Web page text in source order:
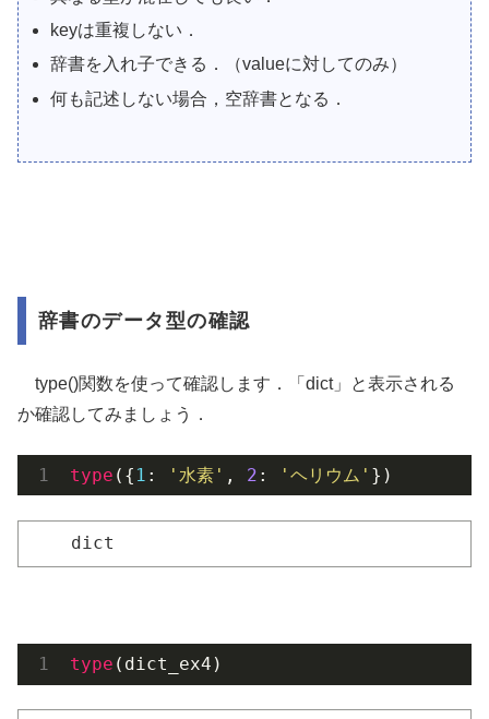
keyは重複しない．
辞書を入れ子できる．（valueに対してのみ）
何も記述しない場合，空辞書となる．
辞書のデータ型の確認
type()関数を使って確認します．「dict」と表示される
か確認してみましょう．
type ({ 1 : '水素' , 2 : 'ヘリウム' })
dict
type (dict_ex4)